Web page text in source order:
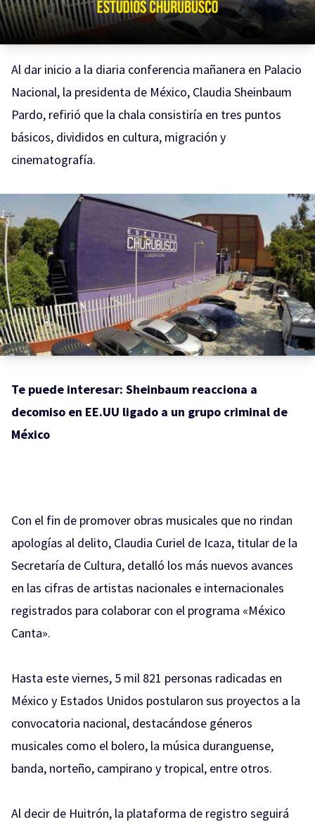
Al dar inicio a la diaria conferencia mañanera en Palacio
Nacional, la presidenta de México, Claudia Sheinbaum
Pardo, refirió que la chala consistiría en tres puntos
básicos, divididos en cultura, migración y
cinematografía.
Te puede interesar: Sheinbaum reacciona a
decomiso en EE.UU ligado a un grupo criminal de
México
Con el fin de promover obras musicales que no rindan
apologías al delito, Claudia Curiel de Icaza, titular de la
Secretaría de Cultura, detalló los más nuevos avances
en las cifras de artistas nacionales e internacionales
registrados para colaborar con el programa «México
Canta».
Hasta este viernes, 5 mil 821 personas radicadas en
México y Estados Unidos postularon sus proyectos a la
convocatoria nacional, destacándose géneros
musicales como el bolero, la música duranguense,
banda, norteño, campirano y tropical, entre otros.
Al decir de Huitrón, la plataforma de registro seguirá